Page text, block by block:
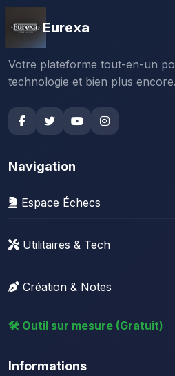
Eurexa
Votre plateforme tout-en-un
technologie et bien plus encore.
Navigation
Espace Échecs
Stats Lichess
Utilitaires & Tech
Résolveur Sudoku
Générateur de mots de passe
Création & Notes
Créateur de quiz vidéo
Bloc notes
🛠️ Outil sur mesure (Gratuit)
Informations